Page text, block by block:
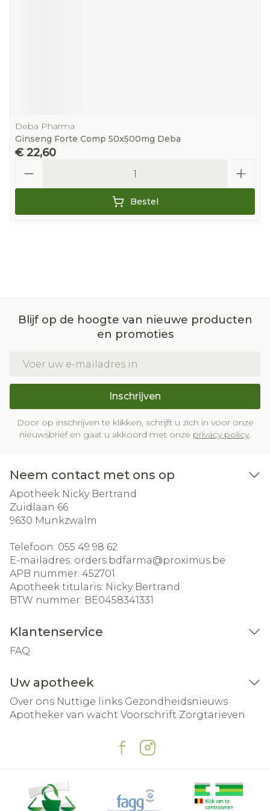
Deba Pharma
Ginseng Forte Comp 50x500mg Deba
€ 22,60
Bestel
Blijf op de hoogte van nieuwe producten
en promoties
Inschrijven
Door op inschrijven te klikken, schrijft u zich in voor onze
nieuwsbrief en gaat u akkoord met onze privacy policy.
Neem contact met ons op
Apotheek Nicky Bertrand
Zuidlaan 66
9630 Munkzwalm
Telefoon: 055 49 98 62
E-mailadres: orders.bdfarma@proximus.be
APB nummer: 452701
Apotheek titularis: Nicky Bertrand
BTW nummer: BE0458341331
Klantenservice
FAQ
Uw apotheek
Over ons Nuttige links Gezondheidsnieuws
Apotheker van wacht Voorschrift Zorgtarieven